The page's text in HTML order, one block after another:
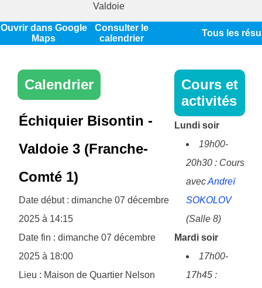
Valdoie
Ouvrir dans Google
Maps
Consulter le
calendrier
Tous les
Calendrier
Échiquier Bisontin -
Valdoie 3 (Franche-
Comté 1)
Date début : dimanche 07 décembre
2025 à 14:15
Date fin : dimanche 07 décembre
2025 à 18:00
Lieu : Maison de Quartier Nelson
Cours et
activités
Lundi soir
19h00-
20h30 : Cours
avecAndreï
SOKOLOV
(Salle 8)
Mardi soir
17h00-
17h45 :